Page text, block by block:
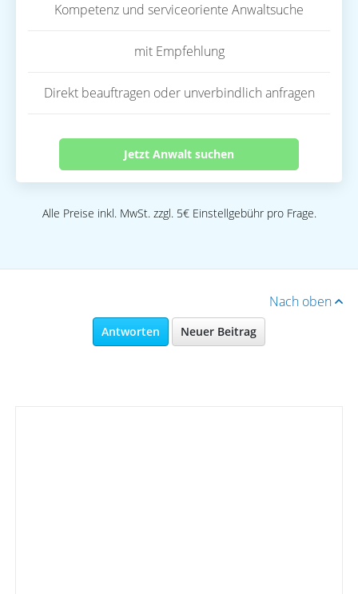
Kompetenz und serviceoriente Anwaltsuche
mit Empfehlung
Direkt beauftragen oder unverbindlich anfragen
Jetzt Anwalt suchen
Alle Preise inkl. MwSt. zzgl. 5€ Einstellgebühr pro Frage.
Nach oben
Antworten Neuer Beitrag